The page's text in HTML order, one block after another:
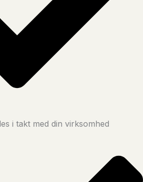
i takt med din virksomhed